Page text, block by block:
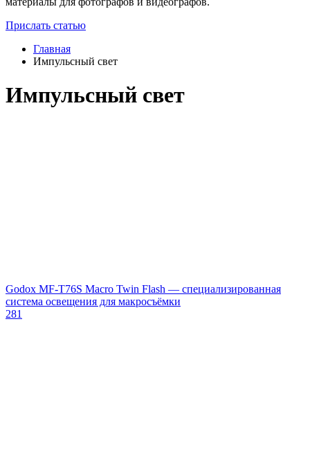
Прислать статью
Главная
Импульсный свет
Импульсный свет
Godox MF-T76S Macro Twin Flash — специализированная
система освещения для макросъёмки
281